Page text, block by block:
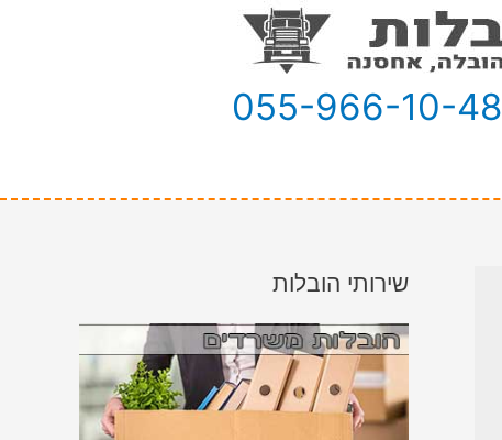
055-966-10-48
שירותי הובלות